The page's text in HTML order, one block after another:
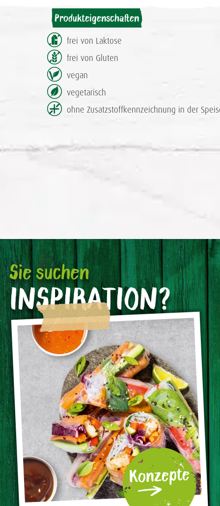
Produkteigenschaften
frei von Laktose
frei von Gluten
vegan
vegetarisch
ohne Zusatzstoff­kennzeichnung in der
Sie suchen
INSPIRATION?
Konzepte